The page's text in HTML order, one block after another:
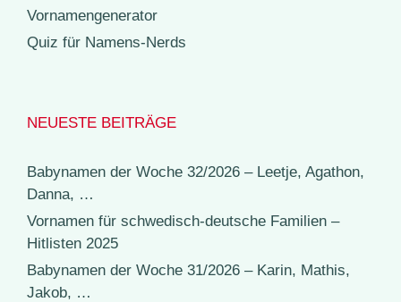
Vornamengenerator
Quiz für Namens-Nerds
NEUESTE BEITRÄGE
Babynamen der Woche 32/2026 – Leetje, Agathon,
Danna, …
Vornamen für schwedisch-deutsche Familien –
Hitlisten 2025
Babynamen der Woche 31/2026 – Karin, Mathis,
Jakob, …